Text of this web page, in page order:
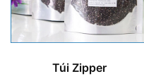
Túi Zipper